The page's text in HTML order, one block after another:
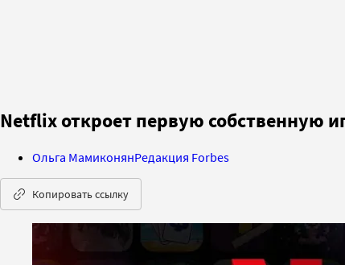
Netflix откроет первую собственную
Ольга МамиконянРедакция Forbes
Копировать ссылку